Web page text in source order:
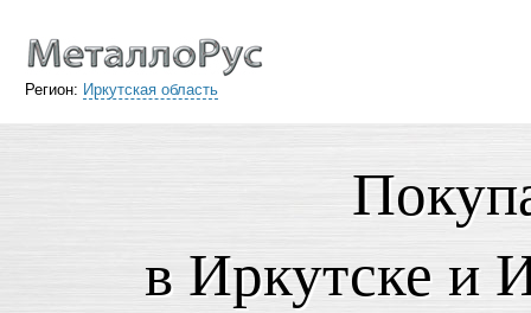
Регион: Иркутская область
в Иркутске и